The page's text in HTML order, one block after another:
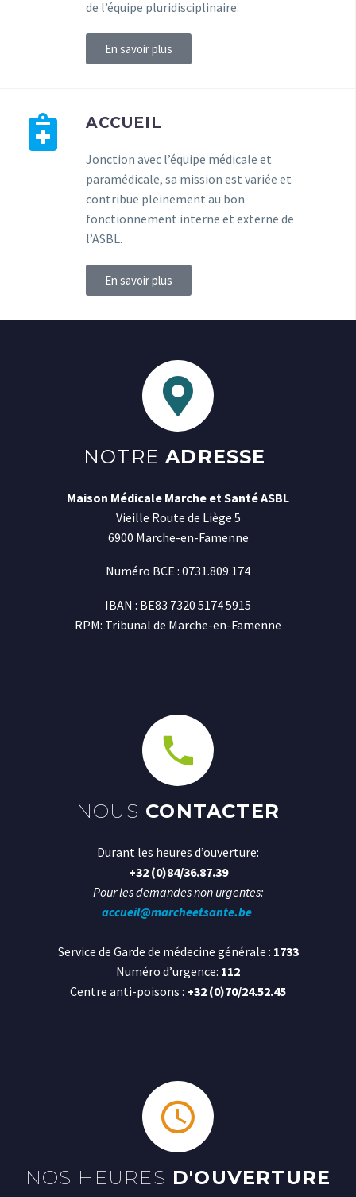
de l’équipe pluridisciplinaire.
En savoir plus
ACCUEIL
Jonction avec l’équipe médicale et
paramédicale, sa mission est variée et
contribue pleinement au bon
fonctionnement interne et externe de
l’ASBL.
En savoir plus
NOTRE ADRESSE
Maison Médicale Marche et Santé ASBL
Vieille Route de Liège 5
6900 Marche-en-Famenne
Numéro BCE : 0731.809.174
IBAN : BE83 7320 5174 5915
RPM: Tribunal de Marche-en-Famenne
NOUS CONTACTER
Durant les heures d’ouverture:
+32 (0)84/36.87.39
Pour les demandes non urgentes:
accueil@marcheetsante.be
Service de Garde de médecine générale : 1733
Numéro d’urgence: 112
Centre anti-poisons : +32 (0)70/24.52.45
NOS HEURES D'OUVERTURE